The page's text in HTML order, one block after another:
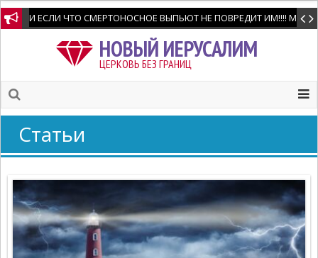
И ЕСЛИ ЧТО СМЕРТОНОСНОЕ ВЫПЬЮТ НЕ ПОВРЕДИТ ИМ!!!! Мне
НОВЫЙ ИЕРУСАЛИМ
ЦЕРКОВЬ БЕЗ ГРАНИЦ
Статьи